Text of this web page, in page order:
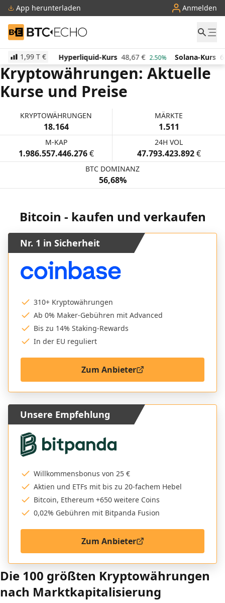
App herunterladen Anmelden
BTC-ECHO
1,99 T €
514,04 € 0.00% Hyperliquid-Kurs 48,67 € 2.50% Solana-Kurs
Kryptowährungen: Aktuelle
Kurse und Preise
KRYPTOWÄHRUNGEN
18.164
MÄRKTE
1.511
M-KAP
1.986.557.446.276 €
24H VOL
47.793.423.892 €
BTC DOMINANZ
56,68%
Bitcoin - kaufen und verkaufen
Nr. 1 in Sicherheit
310+ Kryptowährungen
Ab 0% Maker-Gebühren mit Advanced
Bis zu 14% Staking-Rewards
In der EU reguliert
Zum Anbieter
Unsere Empfehlung
Willkommensbonus von 25 €
Aktien und ETFs mit bis zu 20-fachem Hebel
Bitcoin, Ethereum +650 weitere Coins
0,02% Gebühren mit Bitpanda Fusion
Zum Anbieter
Die 100 größten Kryptowährungen
nach Marktkapitalisierung